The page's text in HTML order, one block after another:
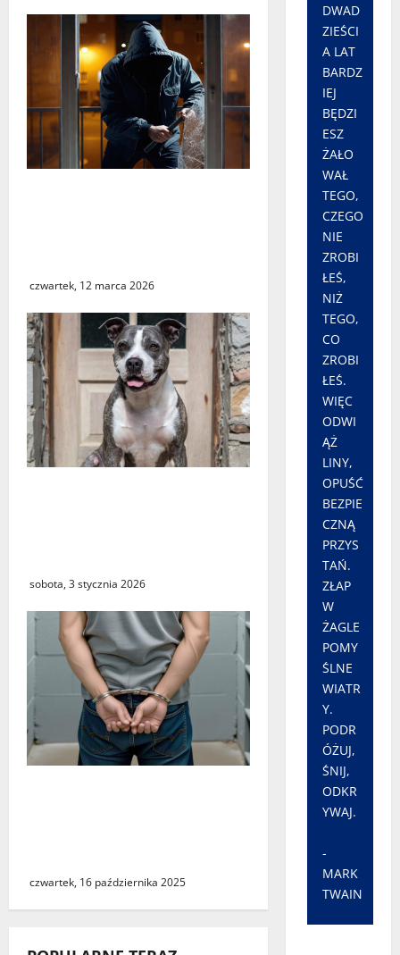
czwartek, 12 marca 2026
sobota, 3 stycznia 2026
czwartek, 16 października 2025
DWAD
ZIEŚCI
A LAT
BARDZ
IEJ
BĘDZI
ESZ
ŻAŁO
WAŁ
TEGO,
CZEGO
NIE
ZROBI
ŁEŚ,
NIŻ
TEGO,
CO
ZROBI
ŁEŚ.
WIĘC
ODWI
ĄŻ
LINY,
OPUŚĆ
BEZPIE
CZNĄ
PRZYS
TAŃ.
ZŁAP
W
ŻAGLE
POMY
ŚLNE
WIATR
Y.
PODR
ÓŻUJ,
ŚNIJ,
ODKR
YWAJ.
-
MARK
TWAIN